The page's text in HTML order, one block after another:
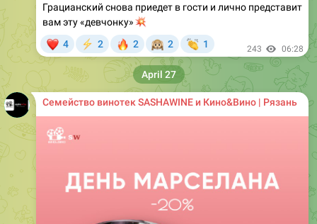
Грацианский снова приедет в гости и лично представит
вам эту «девчонку»
💥
4 2
🔥
2
🙉
2
👏
1 243 06:28
Семейство винотек SASHAWINE и Кино&Вино | Рязань
April 27